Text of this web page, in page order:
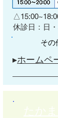
休診日：日
その
▸ホームペ
たか